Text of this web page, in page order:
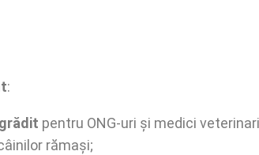
:
pentru ONG-uri și medici
rămași;